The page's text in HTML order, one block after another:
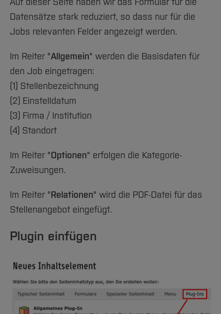
Datensätze stark reduziert, so dass nur für die
Jobs relevanten Felder angezeigt werden.
Im Reiter "Allgemein" werden die Basisdaten für
den Job eingetragen:
(1) Stellenbezeichnung
(2) Einstelldatum
(3) Firma / Institution
(4) Standort
Im Reiter "Optionen" erfolgen die Kategorie-
Zuweisungen.
Im Reiter "Relationen" wird die PDF-Datei für das
Stellenangebot eingefügt.
Plugin einfügen